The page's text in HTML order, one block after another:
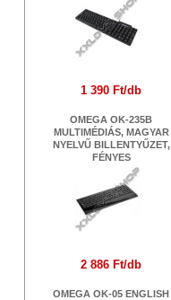
1 390 Ft/db
OMEGA OK-235B
MULTIMÉDIÁS, MAGYAR
NYELVŰ BILLENTYŰZET,
FÉNYES
2 886 Ft/db
OMEGA OK-05 ENGLISH